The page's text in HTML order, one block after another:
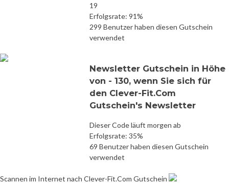
19
Erfolgsrate: 91%
299 Benutzer haben diesen Gutschein
verwendet
Newsletter Gutschein in Höhe
von - 130, wenn Sie sich für
den Clever-Fit.Com
Gutschein's Newsletter
Dieser Code läuft morgen ab
Erfolgsrate: 35%
69 Benutzer haben diesen Gutschein
verwendet
Scannen im Internet nach Clever-Fit.Com Gutschein